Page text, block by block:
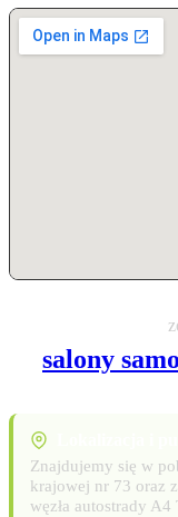
salony
Znajdujemy się w
krajowej nr 73 oraz
węzła autostrady